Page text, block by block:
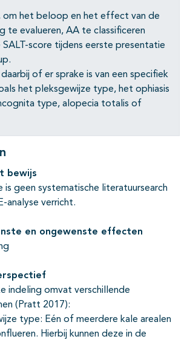
om het beloop en het effect van de
te evalueren, AA te classificeren
score tijdens eerste presentatie
of er sprake is van een specifiek
het pleksgewijze type, het ophiasis
type, alopecia totalis of
bewijs
is geen systematische literatuursearch
analyse verricht.
en ongewenste effecten
indeling omvat verschillende
(Pratt 2017):
type: Eén of meerdere kale arealen
Hierbij kunnen deze in de